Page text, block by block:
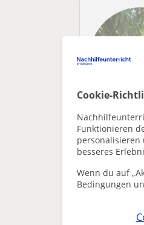
Cookie-
Funktionieren
personalisieren
besseres
Wenn du auf
Bedingungen